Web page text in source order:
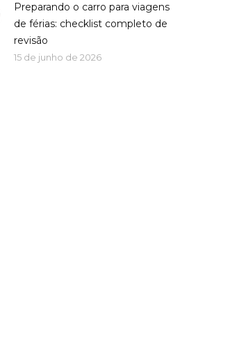
Preparando o carro para viagens
de férias: checklist completo de
revisão
15 de junho de 2026